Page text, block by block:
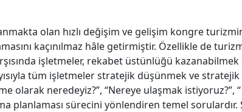
olan hızlı değişim ve gelişim kongre
kaçınılmaz hâle getirmiştir. Özellikle de
işletmeler, rekabet üstünlüğü
tüm işletmeler stratejik düşünmek ve
olarak neredeyiz?”, “Nereye ulaşmak istiyoruz?”,
planlaması sürecini yönlendiren temel